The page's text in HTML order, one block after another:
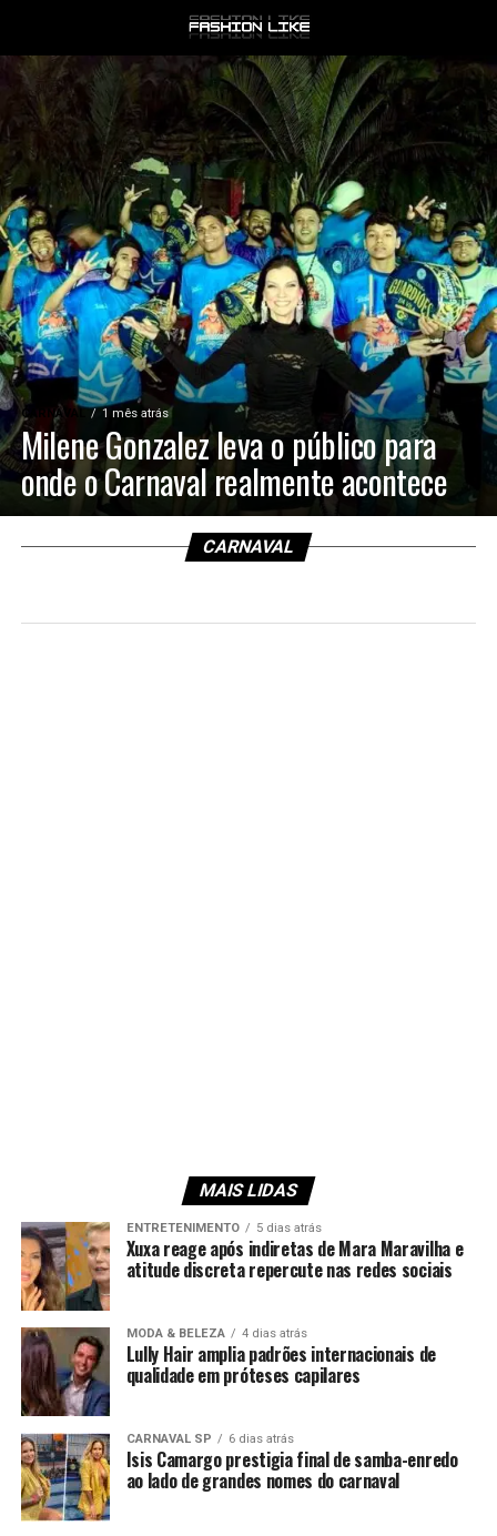
CARNAVAL 1 mês atrás
Milene Gonzalez leva o público para
onde o Carnaval realmente acontece
CARNAVAL
MAIS LIDAS
ENTRETENIMENTO 5 dias atrás
Xuxa reage após indiretas de Mara Maravilha e
atitude discreta repercute nas redes sociais
MODA & BELEZA 4 dias atrás
Lully Hair amplia padrões internacionais de
qualidade em próteses capilares
CARNAVAL SP 6 dias atrás
Isis Camargo prestigia final de samba-enredo
ao lado de grandes nomes do carnaval